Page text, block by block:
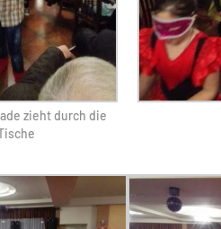
zieht durch die